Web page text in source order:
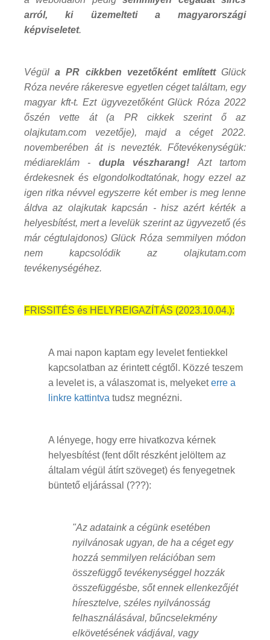
arról, ki üzemelteti a magyarországi
képviseletet.
Végüla PR cikkben vezetőként említettGlück
Róza nevére rákeresve egyetlen céget találtam, egy
magyar kft-t. Ezt ügyvezetőként Glück Róza 2022
őszén vette át (a PR cikkek szerint ő az
olajkutam.com vezetője), majd a céget 2022.
novemberében át is nevezték. Főtevékenységük:
médiareklám - dupla vészharang! Azt tartom
érdekesnek és elgondolkodtatónak, hogy ezzel az
igen ritka névvel egyszerre két ember is meg lenne
áldva az olajkutak kapcsán - hisz azért kérték a
helyesbítést, mert a levelük szerint az ügyvezető (és
már cégtulajdonos) Glück Róza semmilyen módon
nem kapcsolódik az olajkutam.com
tevékenységéhez.
FRISSITÉS és HELYREIGAZÍTÁS (2023.10.04.):
A mai napon kaptam egy levelet fentiekkel
kapcsolatban az érintett cégtől. Közzé teszem
a levelet is, a válaszomat is, melyeketerre a
linkre kattintva tudsz megnézni.
A lényege, hogy erre hivatkozva kérnek
helyesbítést (fent dőlt részként jelöltem az
általam végül átírt szöveget) és fenyegetnek
büntető eljárással (???):
"Az adataink a cégünk esetében
nyilvánosak ugyan, de ha a céget egy
hozzá semmilyen relációban sem
összefüggő tevékenységgel hozzák
összefüggésbe, sőt ennek ellenkezőjét
híresztelve, széles nyilvánosság
felhasználásával, bűncselekmény
elkövetésének vádjával, vagy